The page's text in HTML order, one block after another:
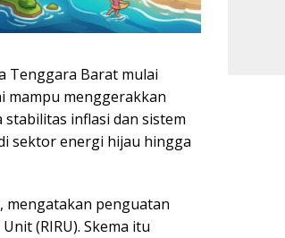
Tenggara Barat mulai
mampu menggerakkan
inflasi dan sistem
sektor energi hijau hingga
, mengatakan penguatan
(RIRU). Skema itu